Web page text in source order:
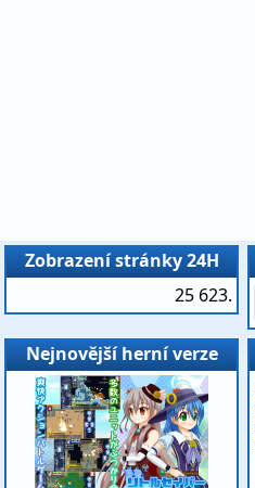
Zobrazení stránky 24H
25 623.
Nejnovější herní verze